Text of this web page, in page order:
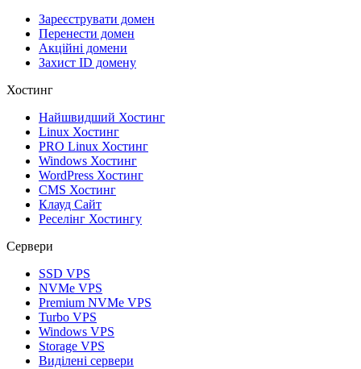
Зареєструвати домен
Перенести домен
Акційні домени
Захист ID домену
Хостинг
Найшвидший Хостинг
Linux Хостинг
PRO Linux Хостинг
Windows Хостинг
WordPress Хостинг
CMS Хостинг
Клауд Сайт
Реселінг Хостингу
Сервери
SSD VPS
NVMe VPS
Premium NVMe VPS
Turbo VPS
Windows VPS
Storage VPS
Виділені сервери